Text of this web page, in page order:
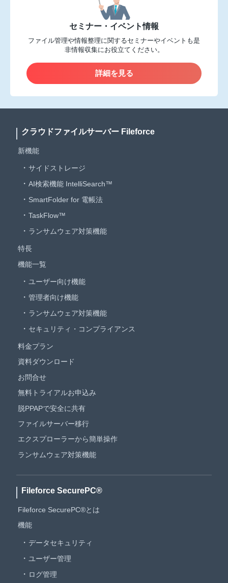
セミナー・イベント情報
ファイル管理や情報整理に関するセミナーやイベントも是
非情報収集にお役立てください。
詳細を見る
クラウドファイルサーバー Fileforce
新機能
サイドストレージ
AI検索機能 IntelliSearch™
SmartFolder for 電帳法
TaskFlow™
ランサムウェア対策機能
特長
機能一覧
ユーザー向け機能
管理者向け機能
ランサムウェア対策機能
セキュリティ・コンプライアンス
料金プラン
資料ダウンロード
お問合せ
無料トライアルお申込み
脱PPAPで安全に共有
ファイルサーバー移行
エクスプローラーから簡単操作
ランサムウェア対策機能
Fileforce SecurePC®
Fileforce SecurePC®とは
機能
データセキュリティ
ユーザー管理
ログ管理